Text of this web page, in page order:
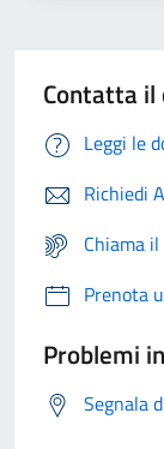
Contatta il
Leggi le
Richiedi
Chiama
Prenota
Problemi
Segnala